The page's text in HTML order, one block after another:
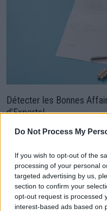
Do Not Process My
If you wish to opt-out of the
processing of your personal
targeted advertising by us,
section to confirm your
opt-out request is processed
interest-based ads based on
Détecter les Bonnes
d’Experts!
24 juin 2024